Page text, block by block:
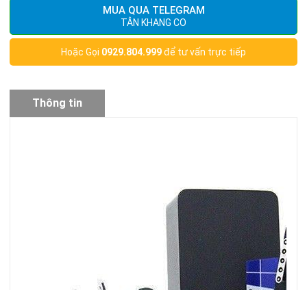
MUA QUA TELEGRAM
TÂN KHANG CO
Hoặc Gọi 0929.804.999để tư vấn trực tiếp
Thông tin